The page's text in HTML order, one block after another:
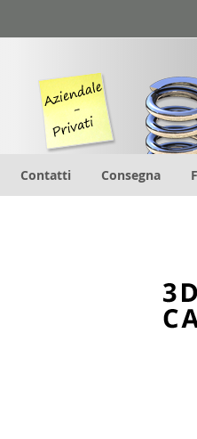
Contatti Consegna